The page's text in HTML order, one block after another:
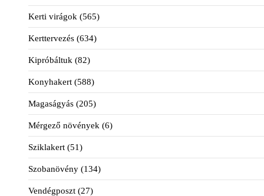
Kerti virágok (565)
Kerttervezés (634)
Kipróbáltuk (82)
Konyhakert (588)
Magaságyás (205)
Mérgező növények (6)
Sziklakert (51)
Szobanövény (134)
Vendégposzt (27)